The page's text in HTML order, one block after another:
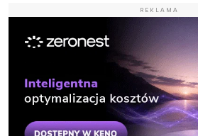
REKLAMA